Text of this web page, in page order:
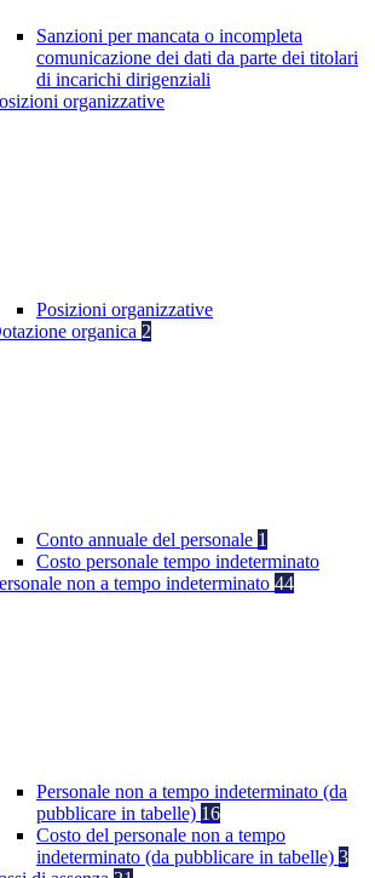
Sanzioni per mancata o incompleta
comunicazione dei dati da parte dei titolari
di incarichi dirigenziali
organizzative
Posizioni organizzative
organica 2
Conto annuale del personale 1
Costo personale tempo indeterminato
non a tempo indeterminato 44
Personale non a tempo indeterminato (da
pubblicare in tabelle) 16
Costo del personale non a tempo
indeterminato (da pubblicare in tabelle) 3